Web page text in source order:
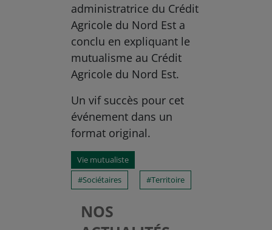
administratrice du Crédit
Agricole du Nord Est a
conclu en expliquant le
mutualisme au Crédit
Agricole du Nord Est.
Un vif succès pour cet
événement dans un
format original.
Vie mutualiste
Sociétaires
Territoire
NOS